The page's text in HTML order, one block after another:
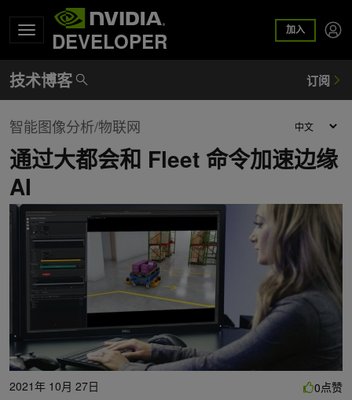
DEVELOPER 加入
智能图像分析/物联网
通过大都会和 Fleet 命令加速边缘
AI
2021年 10月 27日
0点赞